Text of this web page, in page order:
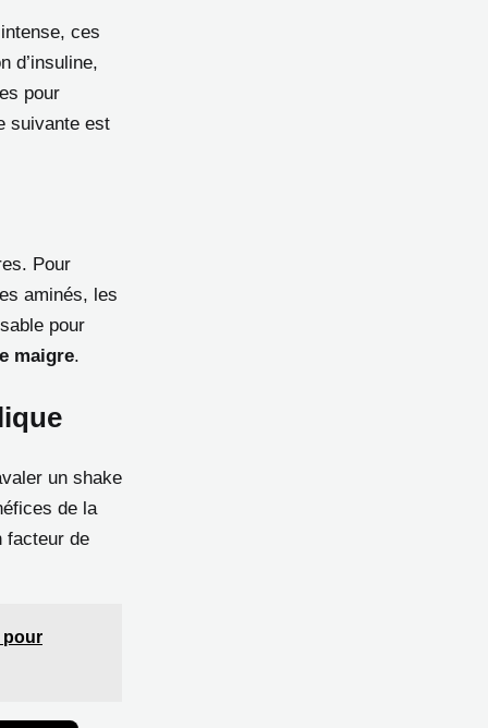
ces
d’insuline,
pour
suivante est
Pour
aminés, les
pour
maigre.
un shake
de la
facteur de
pour